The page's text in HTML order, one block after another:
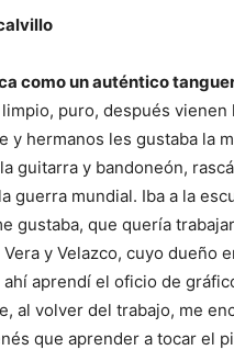
como un auténtico
puro, después
y hermanos les gustaba la
guitarra y bandoneón,
guerra mundial. Iba a la
gustaba, que quería
y Velazco, cuyo dueño
aprendí el oficio de
al volver del trabajo, me
que aprender a tocar el